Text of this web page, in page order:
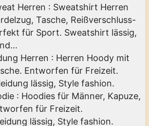
Herren : Sweatshirt Herren
Tasche, Reißverschluss-
für Sport. Sweatshirt lässig,
Herren : Herren Hoody mit
Entworfen für Freizeit.
lässig, Style fashion.
: Hoodies für Männer, Kapuze,
für Freizeit.
lässig, Style fashion.